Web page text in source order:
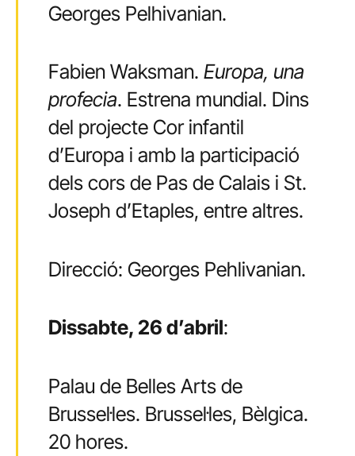
Georges Pelhivanian.
Fabien Waksman. Europa, una
profecia. Estrena mundial. Dins
del projecte Cor infantil
d’Europa i amb la participació
dels cors de Pas de Calais i St.
Joseph d’Etaples, entre altres.
Direcció: Georges Pehlivanian.
Dissabte, 26 d’abril:
Palau de Belles Arts de
Brussel·les. Brussel·les, Bèlgica.
20 hores.